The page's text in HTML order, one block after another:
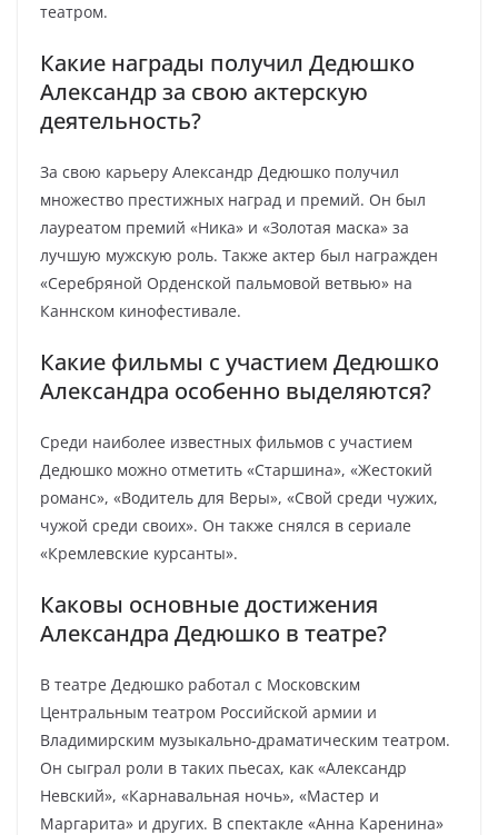
театром.
Какие награды получил Дедюшко
Александр за свою актерскую
деятельность?
За свою карьеру Александр Дедюшко получил
множество престижных наград и премий. Он был
лауреатом премий «Ника» и «Золотая маска» за
лучшую мужскую роль. Также актер был награжден
«Серебряной Орденской пальмовой ветвью» на
Каннском кинофестивале.
Какие фильмы с участием Дедюшко
Александра особенно выделяются?
Среди наиболее известных фильмов с участием
Дедюшко можно отметить «Старшина», «Жестокий
романс», «Водитель для Веры», «Свой среди чужих,
чужой среди своих». Он также снялся в сериале
«Кремлевские курсанты».
Каковы основные достижения
Александра Дедюшко в театре?
В театре Дедюшко работал с Московским
Центральным театром Российской армии и
Владимирским музыкально-драматическим театром.
Он сыграл роли в таких пьесах, как «Александр
Невский», «Карнавальная ночь», «Мастер и
Маргарита» и других. В спектакле «Анна Каренина»